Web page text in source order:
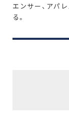
エンサー、アパ
る。